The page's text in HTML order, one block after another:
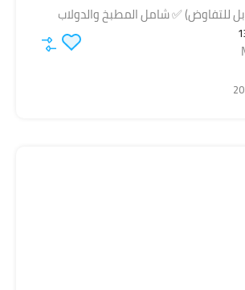
للتفاوض) ✅ شامل المطبخ والدولاب